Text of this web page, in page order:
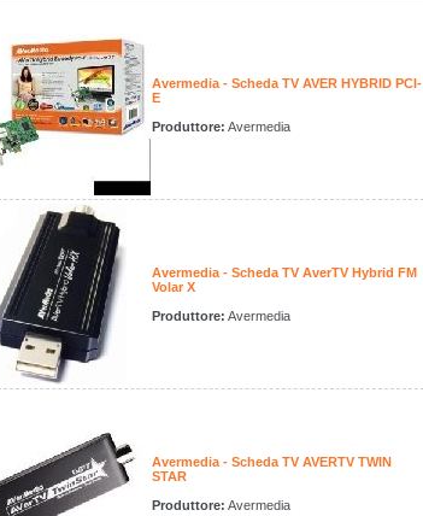
Avermedia - Scheda TV AVER HYBRID PCI-
E
Produttore: Avermedia
Avermedia - Scheda TV AverTV Hybrid FM
Volar X
Produttore: Avermedia
Avermedia - Scheda TV AVERTV TWIN
STAR
Produttore: Avermedia